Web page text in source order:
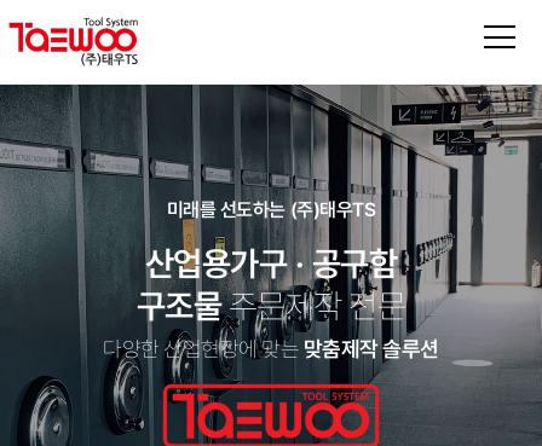
미래를 선도하는 (주)태우TS
산업용가구 · 공구함
구조물주문제작 전문
다양한 산업현장에 맞는 맞춤제작 솔루션